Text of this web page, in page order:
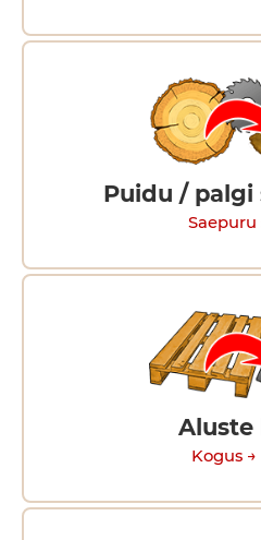
Puidu / palgi
Saepuru
Aluste
Kogus →